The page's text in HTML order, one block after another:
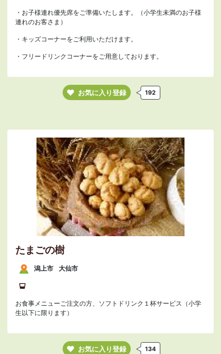
・お子様連れ優先席をご準備いたします。（小学生未満のお子様
連れのお客さま）
・キッズコーナーをご利用いただけます。
・フリードリンクコーナーをご用意しております。
お気に入り登録 192
たまごの樹
潟上市 大仙市
お食事メニューご注文の方、ソフトドリンク１杯サービス（小学
生以下に限ります）
お気に入り登録 134